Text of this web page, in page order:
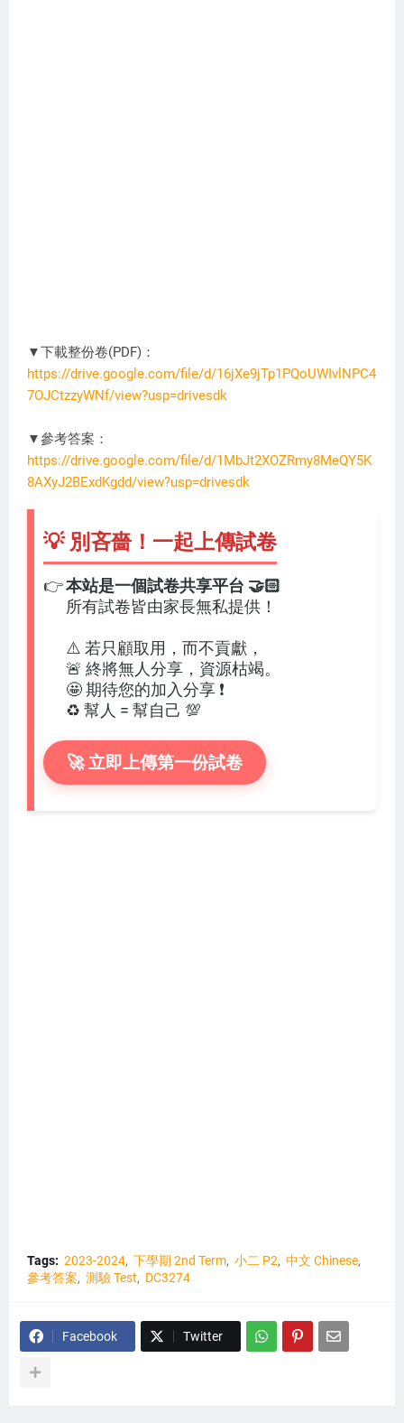
▼下載整份卷(PDF)：
https://drive.google.com/file/d/16jXe9jTp1PQoUWIvlNPC4
7OJCtzzyWNf/view?usp=drivesdk
▼參考答案：
https://drive.google.com/file/d/1MbJt2XOZRmy8MeQY5K
8AXyJ2BExdKgdd/view?usp=drivesdk
💡 別吝嗇！一起上傳試卷
本站是一個試卷共享平台 🤝🏻
👉
所有試卷皆由家長無私提供！
⚠️ 若只顧取用，而不貢獻，
🚨 終將無人分享，資源枯竭。
🤩 期待您的加入分享 ❗
♻️ 幫人 = 幫自己 💯
🚀 立即上傳第一份試卷
Tags: 2023-2024 下學期 2nd Term 小二 P2
中文 Chinese
參考答案
測驗 Test DC3274
Facebook Twitter